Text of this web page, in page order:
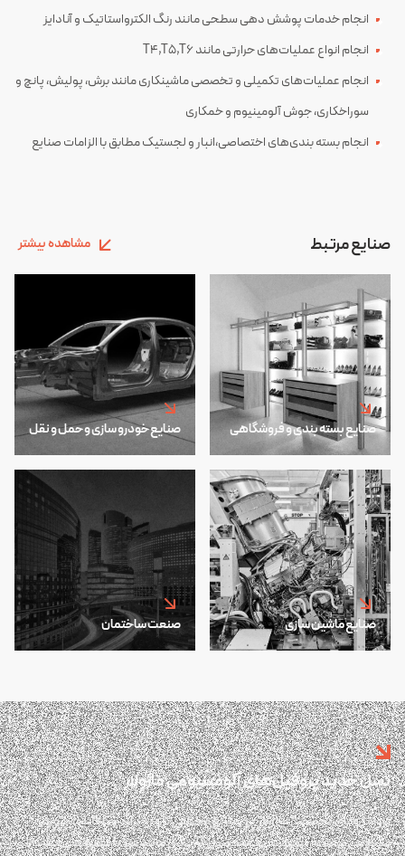
انجام خدمات پوشش دهی سطحی مانند رنگ الکترواستاتیک و آنادایز
انجام انواع عملیات‌های حرارتی مانند T4,T5,T6
انجام عملیات‌های تکمیلی و تخصصی ماشینکاری مانند برش، پولیش، پانچ و
سوراخکاری، جوش آلومینیوم و خمکاری
انجام بسته بندی‌های اختصاصی،انبار و لجستیک مطابق با الزامات صنایع
صنایع مرتبط مشاهده بیشتر
صنایع بسته بندی و فروشگاهی صنایع خودرو سازی و حمل و نقل
صنایع ماشین سازی صنعت ساختمان
نسل جدید پروفیل‌های آلومینیومی ماژولار
پروفیل‌های تخصصی ماژولار در صنایع مختلفی کاربرد دارد و با قابلیت مونتاژ
سریع می‌تواند به سرعت به یک محصول کاربردی مانند میز یا فقسه‌های انبار کالا و